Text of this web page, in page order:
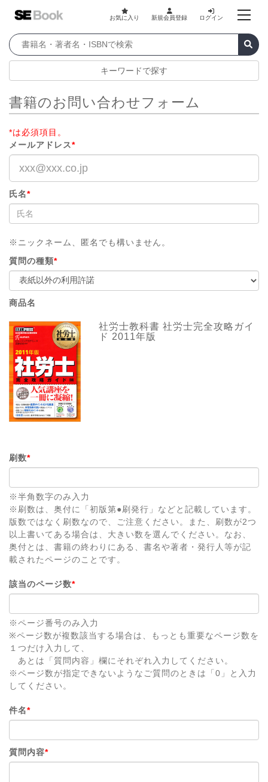
お気に入り 新規会員登録 ログイン
キーワードで探す
書籍のお問い合わせフォーム
*は必須項目。
メールアドレス*
氏名*
※ニックネーム、匿名でも構いません。
質問の種類*
商品名
社労士教科書 社労士完全攻略ガイ
ド 2011年版
刷数*
※半角数字のみ入力
※刷数は、奥付に「初版第●刷発行」などと記載しています。
版数ではなく刷数なので、ご注意ください。また、刷数が2つ
以上書いてある場合は、大きい数を選んでください。なお、
奥付とは、書籍の終わりにある、書名や著者・発行人等が記
載されたページのことです。
該当のページ数*
※ページ番号のみ入力
※ページ数が複数該当する場合は、もっとも重要なページ数を
１つだけ入力して、
あとは「質問内容」欄にそれぞれ入力してください。
※ページ数が指定できないようなご質問のときは「0」と入力
してください。
件名*
質問内容*